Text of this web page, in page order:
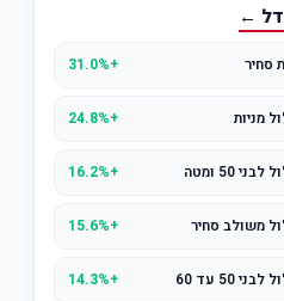
←
סחיר +31.0%
מניות +24.8%
50 ומטה +16.2%
משולב סחיר +15.6%
50 עד 60 +14.3%